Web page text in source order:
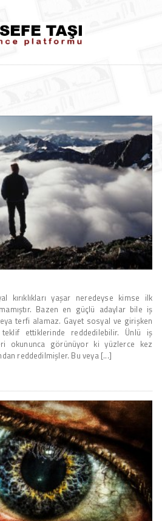
kırıklıkları yaşar neredeyse kimse ilk
Bazen en güçlü adaylar bile iş
terfi alamaz. Gayet sosyal ve girişken
ettiklerinde reddedilebilir. Ünlü iş
okununca görünüyor ki yüzlerce kez
reddedilmişler. Bu veya [...]